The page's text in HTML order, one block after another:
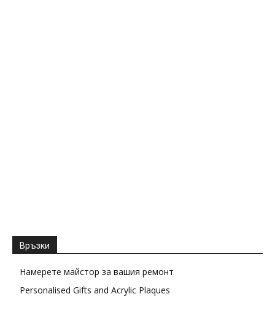
Връзки
Намерете майстор за вашия ремонт
Personalised Gifts and Acrylic Plaques